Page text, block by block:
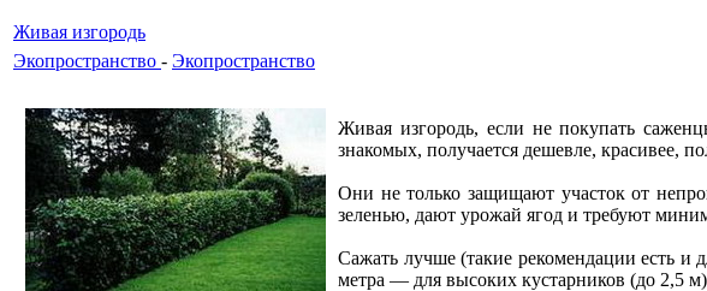
Живая изгородь
Экопространство - Экопространство
Живая изгородь, если не покупать
знакомых, получается дешевле, красивее,
Они не только защищают участок от
зеленью, дают урожай ягод и требуют
Сажать лучше (такие рекомендации есть и
метра — для высоких кустарников (до 2,5